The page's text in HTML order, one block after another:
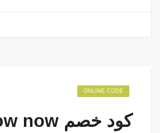
ONLINE CODE